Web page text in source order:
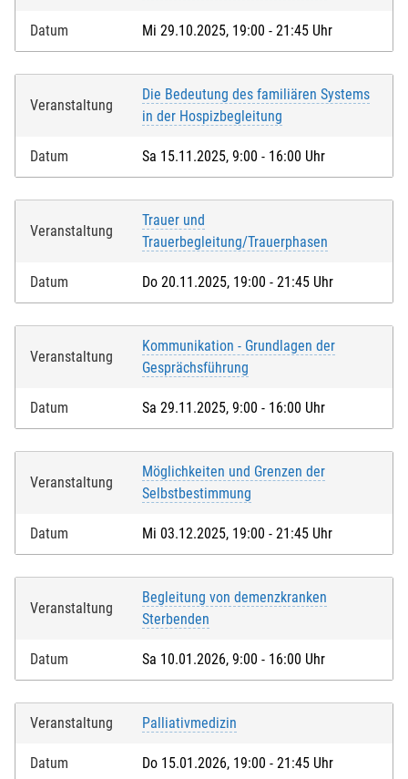
Datum Mi 29.10.2025, 19:00 - 21:45 Uhr
Veranstaltung
Die Bedeutung des familiären Systems
in der Hospizbegleitung
Datum Sa 15.11.2025, 9:00 - 16:00 Uhr
Veranstaltung
Trauer und
Trauerbegleitung/Trauerphasen
Datum Do 20.11.2025, 19:00 - 21:45 Uhr
Veranstaltung
Kommunikation - Grundlagen der
Gesprächsführung
Datum Sa 29.11.2025, 9:00 - 16:00 Uhr
Veranstaltung
Möglichkeiten und Grenzen der
Selbstbestimmung
Datum Mi 03.12.2025, 19:00 - 21:45 Uhr
Veranstaltung
Begleitung von demenzkranken
Sterbenden
Datum Sa 10.01.2026, 9:00 - 16:00 Uhr
Veranstaltung Palliativmedizin
Datum Do 15.01.2026, 19:00 - 21:45 Uhr